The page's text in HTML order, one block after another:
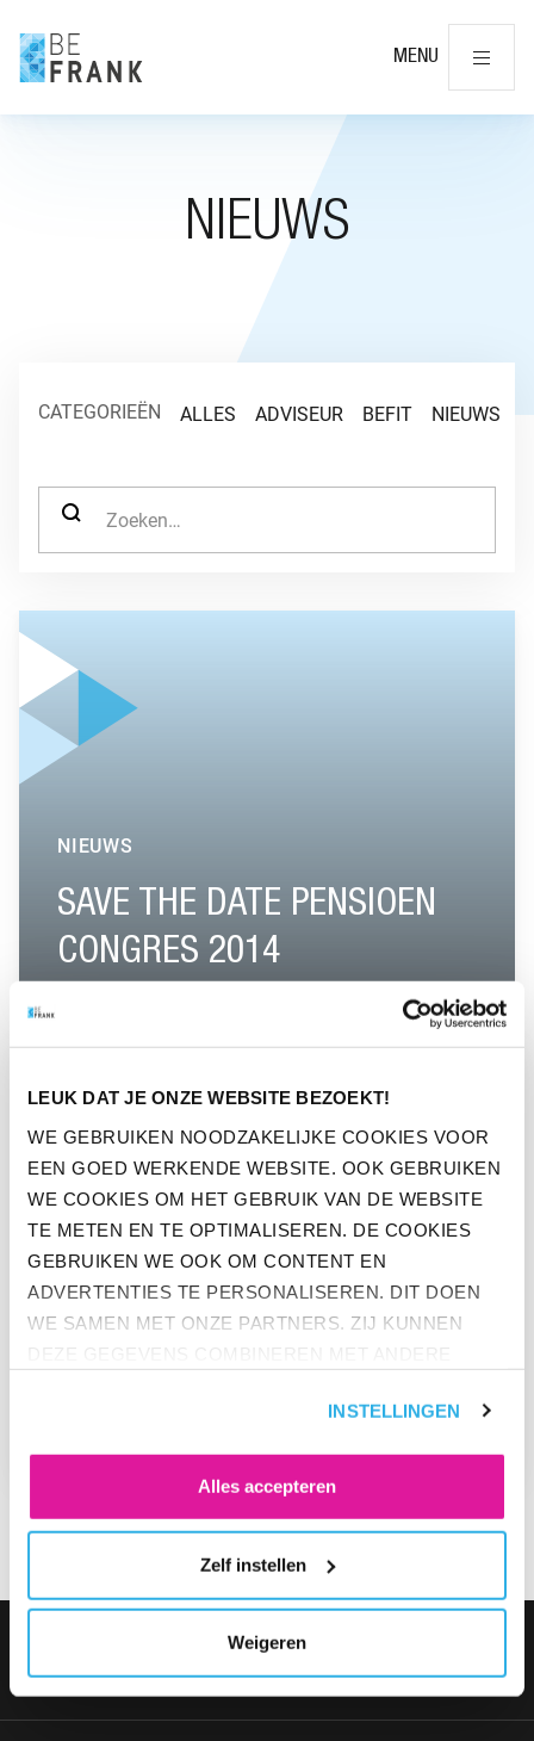
LEUK DAT JE ONZE WEBSITE BEZOEKT!
WE GEBRUIKEN NOODZAKELIJKE COOKIES VOOR
EEN GOED WERKENDE WEBSITE. OOK GEBRUIKEN
WE COOKIES OM HET GEBRUIK VAN DE WEBSITE
TE METEN EN TE OPTIMALISEREN. DE COOKIES
GEBRUIKEN WE OOK OM CONTENT EN
ADVERTENTIES TE PERSONALISEREN. DIT DOEN
WE SAMEN MET ONZE PARTNERS. ZIJ KUNNEN
ACCEPTEREN' ALS JE INSTEMT MET ALLE
NOODZAKELIJKE COOKIES WILT. ONDER 'ZELF
ALTIJD JE TOESTEMMING VOOR DE COOKIES
INSTELLINGEN
Alles accepteren
Zelf instellen
Weigeren
MENU
NIEUWS
CATEGORIEËN ALLES ADVISEUR BEFIT NIEUWS
ZOEK NAAR:
SAVE THE DATE PENSIOEN
CONGRES 2014
NIEUWS
GA NAAR “VERSLAG ‘PENSIOEN & INNOVATIE’-EVENT”
FOOTER NAVIGATIE
WERKNEMER